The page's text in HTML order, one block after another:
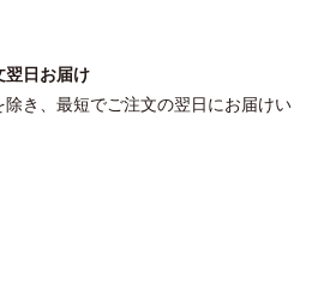
翌日お届け
除き、最短でご注文の翌日にお届けい